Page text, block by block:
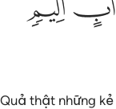
Quả thật những